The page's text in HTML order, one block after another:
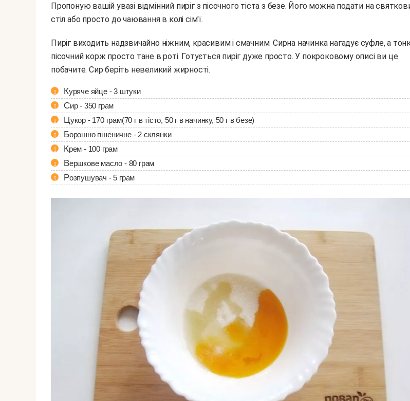
Пропоную вашій увазі відмінний пиріг з пісочного тіста з безе. Його можна подати на
стіл або просто до чаювання в колі сім'ї.
Пиріг виходить надзвичайно ніжним, красивим і смачним. Сирна начинка нагадує суфле, а тонкий
пісочний корж просто тане в роті. Готується пиріг дуже просто. У покроковому описі ви це
побачите. Сир беріть невеликий жирності.
Куряче яйце - 3 штуки
Сир - 350 грам
Цукор - 170 грам(70 г в тісто, 50 г в начинку, 50 г в безе)
Борошно пшеничне - 2 склянки
Крем - 100 грам
Вершкове масло - 80 грам
Розпушувач - 5 грам